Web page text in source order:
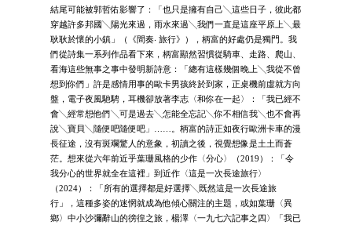
結尾可能被郭哲佑影響了：「也只是擁有自己╲這些日子，彼此都
穿越許多邦國╲陽光來過，雨水來過╲我們一直是這座平原上╲最
耿耿於懷的小鎮」（《間奏‧ 旅行》），柄富的好處仍是獨門。我
們從詩集一系列作品看下來，柄富顯然習慣從騎車、走路、爬山、
看海這些無事之事中發明新詩意：「總有這樣幾個晚上╲我從不曾
想到你們」許是感情用事的歐卡男孩終於到家，正桌機前虛就方向
盤，電子夜風馳騁，耳機卻放著李志〈和你在一起〉：「我已經不
會╲經常想他們╲可是過去╲怎能全忘記╲你不相信我╲也不會再
說╲寶貝╲隨便吧隨便吧」……。柄富的詩正如夜行歐洲卡車的漫
長征途，沒有斑斕驚人的意象，初讀之後，視覺想像是土土而蒼
茫。想來從六年前近乎葉珊風格的少作〈分心〉（2019）：「令
我分心的世界就全在這裡」到近作〈這是一次長途旅行〉
（2024）：「所有的選擇都是好選擇╲既然這是一次長途旅
行」，這種多姿的迷惘就成為他傾心關注的主題，或如葉珊〈異
鄉〉中小沙彌辭山的徬徨之旅，楊澤〈一九七六記事之四〉「我已